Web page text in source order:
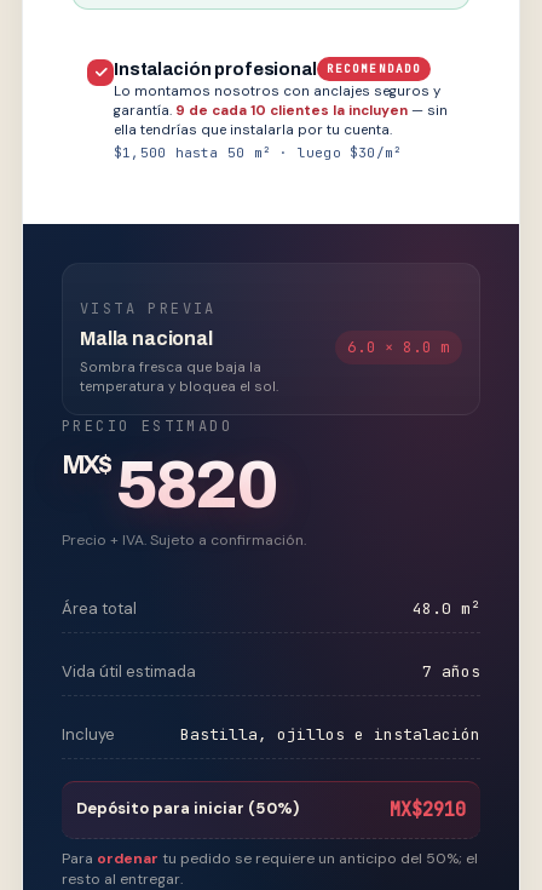
Instalación profesional RECOMENDADO
Lo montamos nosotros con anclajes seguros y
garantía. 9 de cada 10 clientes la incluyen — sin
ella tendrías que instalarla por tu cuenta.
$1,500 hasta 50 m² · luego $30/m²
VISTA PREVIA
Malla nacional
Sombra fresca que baja la
temperatura y bloquea el sol.
6.0 × 8.0 m
PRECIO ESTIMADO
MX$ 5820
Precio + IVA. Sujeto a confirmación.
Área total 48.0 m²
Vida útil estimada 7 años
Incluye Bastilla, ojillos e instalación
Depósito para iniciar (50%) MX$2910
Para ordenar tu pedido se requiere un anticipo del 50%; el
resto al entregar.